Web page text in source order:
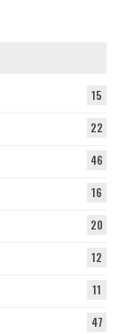
15
22
46
16
20
12
11
47